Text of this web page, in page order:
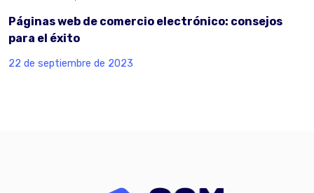
Páginas web de comercio electrónico: consejos
para el éxito
22 de septiembre de 2023